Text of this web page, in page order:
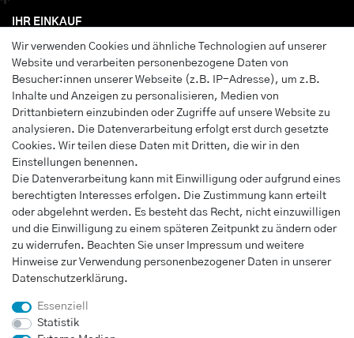
Wir verwenden Cookies und ähnliche Technologien auf unserer
Website und verarbeiten personenbezogene Daten von
Besucher:innen unserer Webseite (z.B. IP-Adresse), um z.B.
Inhalte und Anzeigen zu personalisieren, Medien von
Drittanbietern einzubinden oder Zugriffe auf unsere Website zu
analysieren. Die Datenverarbeitung erfolgt erst durch gesetzte
Cookies. Wir teilen diese Daten mit Dritten, die wir in den
Einstellungen benennen.
Die Datenverarbeitung kann mit Einwilligung oder aufgrund eines
berechtigten Interesses erfolgen. Die Zustimmung kann erteilt
oder abgelehnt werden. Es besteht das Recht, nicht einzuwilligen
und die Einwilligung zu einem späteren Zeitpunkt zu ändern oder
zu widerrufen. Beachten Sie unser Impressum und weitere
Hinweise zur Verwendung personenbezogener Daten in unserer
Daten­schutz­erklärung.
Essenziell
Statistik
IHR EINKAUF
Anmelden
Wunschliste
Warenkorb
Kasse
INFORMATIONEN
Widerrufs­recht
Impressum
Daten­schutz­erklärung
AGB
Vertrag widerrufen